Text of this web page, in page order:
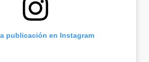
publicación en Instagram